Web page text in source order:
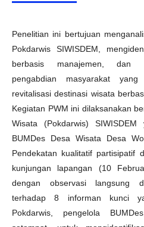
Penelitian ini bertujuan
Pokdarwis SIWISDEM,
berbasis manajemen, dan
pengabdian masyarakat
revitalisasi destinasi wisata
Kegiatan PWM ini dilaksanakan
Wisata (Pokdarwis)
BUMDes Desa Wisata Desa
Pendekatan kualitatif partisipatif
kunjungan lapangan (10
dengan observasi langsung
terhadap 8 informan kunci
Pokdarwis, pengelola